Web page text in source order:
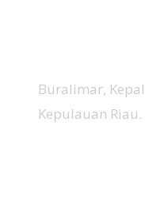
Buralimar,
Kepulauan Riau.